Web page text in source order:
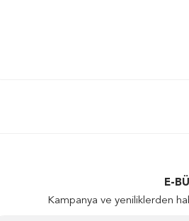
E-
Kampanya ve yeniliklerden